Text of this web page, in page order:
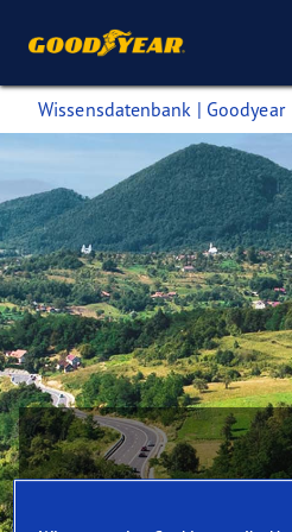
Wissensdatenbank | Goodyear